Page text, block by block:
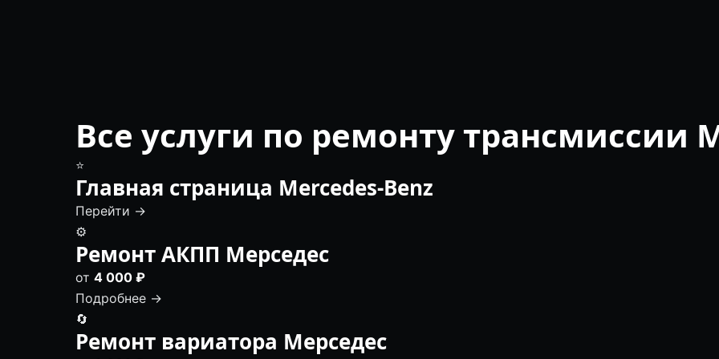
Все услуги по ремонту трансмиссии
⭐
Главная страница Mercedes-Benz
Перейти →
⚙️
Ремонт АКПП Мерседес
от 4 000 ₽
Подробнее →
🔄
Ремонт вариатора Мерседес